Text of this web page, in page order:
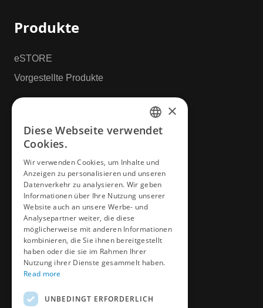
Produkte
eSTORE
Vorgestellte Produkte
Downloads
Video & Media
DME University
CAD & Design
More
News
ENGLISH
GERMAN
FRENCH
HUNGARIAN
ITALIAN
×
Diese Webseite verwendet
Cookies.
Wir verwenden Cookies, um Inhalte und
Anzeigen zu personalisieren und unseren
Datenverkehr zu analysieren. Wir geben
Informationen über Ihre Nutzung unserer
Website auch an unsere Werbe- und
Analysepartner weiter, die diese
möglicherweise mit anderen Informationen
kombinieren, die Sie ihnen bereitgestellt
haben oder die sie im Rahmen Ihrer
Nutzung ihrer Dienste gesammelt haben.
Read more
UNBEDINGT ERFORDERLICH